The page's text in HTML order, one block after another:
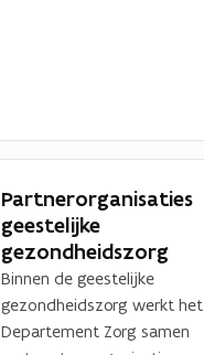
Partnerorganisaties
geestelijke
gezondheidszorg
Binnen de geestelijke
gezondheidszorg werkt het
Departement Zorg samen